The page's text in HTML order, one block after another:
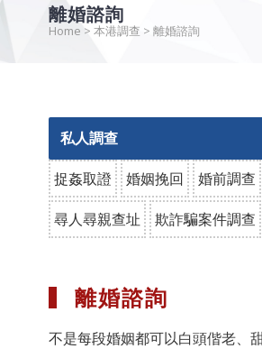
離婚諮詢
Home > 本港調查 > 離婚諮詢
私人調查
捉姦取證 婚姻挽回 婚前調查
尋人尋親查址 欺詐騙案件調查
離婚諮詢
不是每段婚姻都可以白頭偕老、